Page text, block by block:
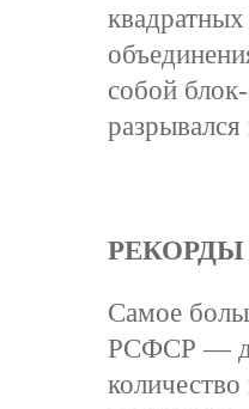
собой
Самое
РСФСР —